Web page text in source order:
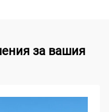
за вашия